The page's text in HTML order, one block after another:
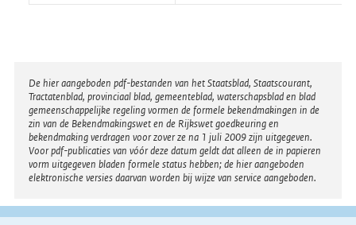
Disclaimer
De hier aangeboden pdf-bestanden van het Staatsblad, Staatscourant,
Tractatenblad, provinciaal blad, gemeenteblad, waterschapsblad en blad
gemeenschappelijke regeling vormen de formele bekendmakingen in de
zin van de Bekendmakingswet en de Rijkswet goedkeuring en
bekendmaking verdragen voor zover ze na 1 juli 2009 zijn uitgegeven.
Voor pdf-publicaties van vóór deze datum geldt dat alleen de in papieren
vorm uitgegeven bladen formele status hebben; de hier aangeboden
elektronische versies daarvan worden bij wijze van service aangeboden.